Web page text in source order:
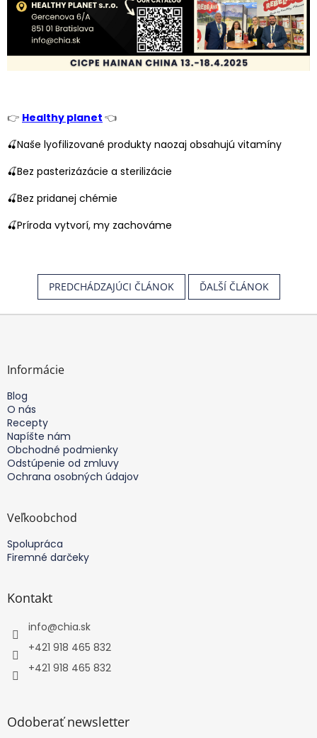
👉 Healthy planet 👈
🍒Naše lyofilizované produkty naozaj obsahujú vitamíny
🍒Bez pasterizázácie a sterilizácie
🍒Bez pridanej chémie
🍒Príroda vytvorí, my zachováme
PREDCHÁDZAJÚCI ČLÁNOK ĎALŠÍ ČLÁNOK
Z
Informácie
Blog
O nás
Recepty
Napíšte nám
Obchodné podmienky
Odstúpenie od zmluvy
Ochrana osobných údajov
Veľkoobchod
Spolupráca
Firemné darčeky
Kontakt
info@chia.sk
+421 918 465 832
+421 918 465 832
Odoberať newsletter